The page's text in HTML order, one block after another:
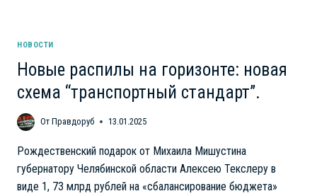
НОВОСТИ
Новые распилы на горизонте: новая
схема “транспортный стандарт”.
От Правдоруб 13.01.2025
Рождественский подарок от Михаила Мишустина
губернатору Челябинской области Алексею Текслеру в
виде 1, 73 млрд рублей на «сбалансирование бюджета»